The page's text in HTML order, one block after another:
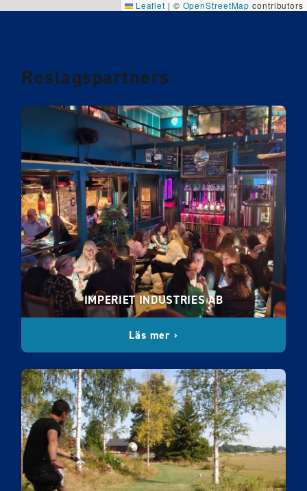
Leaflet | © OpenStreetMap contributors
Roslagspartners
IMPERIET INDUSTRIES AB
Läs mer ›